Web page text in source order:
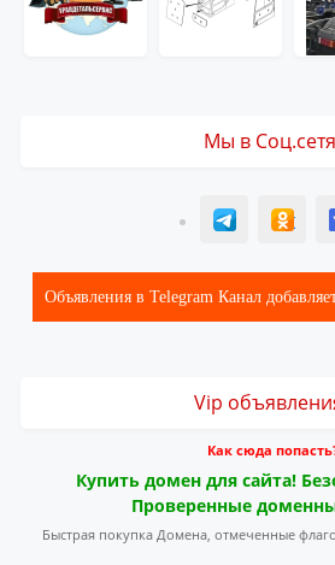
Мы в
T ОК
Объявления в Telegram Канал
Vip
Как сюда
Купить домен для сайта!
Проверенные
Быстрая покупка Домена, отмеченные